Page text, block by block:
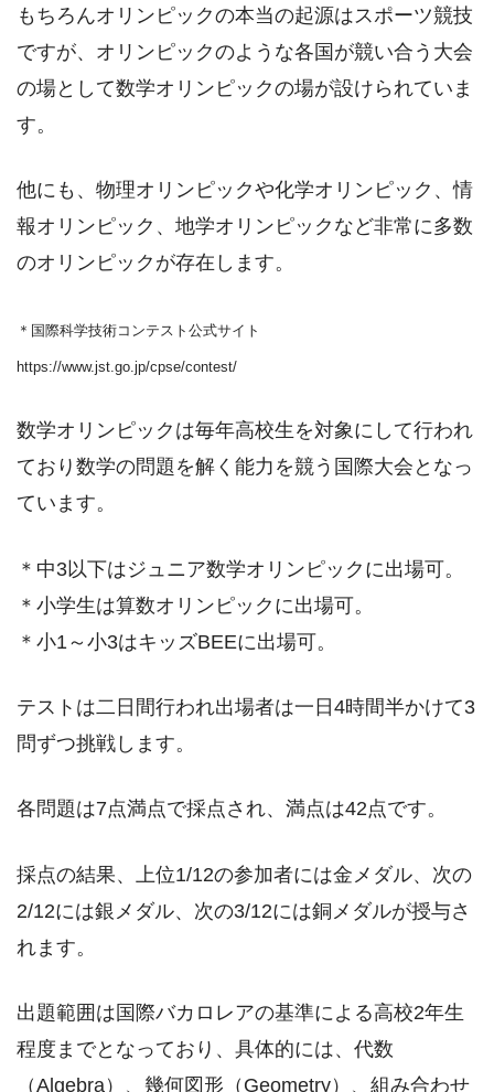
もちろんオリンピックの本当の起源はスポーツ競技
ですが、オリンピックのような各国が競い合う大会
の場として数学オリンピックの場が設けられていま
す。
他にも、物理オリンピックや化学オリンピック、情
報オリンピック、地学オリンピックなど非常に多数
のオリンピックが存在します。
＊国際科学技術コンテスト公式サイト
https://www.jst.go.jp/cpse/contest/
数学オリンピックは毎年高校生を対象にして行われ
ており数学の問題を解く能力を競う国際大会となっ
ています。
＊中3以下はジュニア数学オリンピックに出場可。
＊小学生は算数オリンピックに出場可。
＊小1～小3はキッズBEEに出場可。
テストは二日間行われ出場者は一日4時間半かけて3
問ずつ挑戦します。
各問題は7点満点で採点され、満点は42点です。
採点の結果、上位1/12の参加者には金メダル、次の
2/12には銀メダル、次の3/12には銅メダルが授与さ
れます。
出題範囲は国際バカロレアの基準による高校2年生
程度までとなっており、具体的には、代数
（Algebra）、幾何図形（Geometry）、組み合わせ